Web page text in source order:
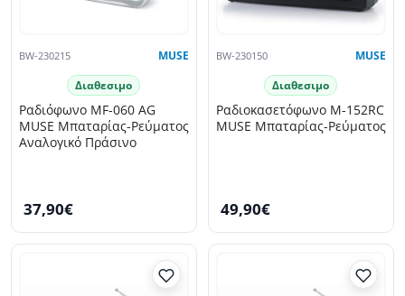
BW-230215 MUSE
Διαθεσιμο
Ραδιόφωνο MF-060 AG
MUSE Μπαταρίας-Ρεύματος
Αναλογικό Πράσινο
37,90€
BW-230150 MUSE
Διαθεσιμο
Ραδιοκασετόφωνο M-152RC
MUSE Μπαταρίας-Ρεύματος
49,90€